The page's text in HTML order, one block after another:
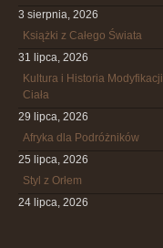
3 sierpnia, 2026
Książki z Całego Świata
31 lipca, 2026
Kultura i Historia Modyfikacji
Ciała
29 lipca, 2026
Afryka dla Podróżników
25 lipca, 2026
Styl z Orłem
24 lipca, 2026